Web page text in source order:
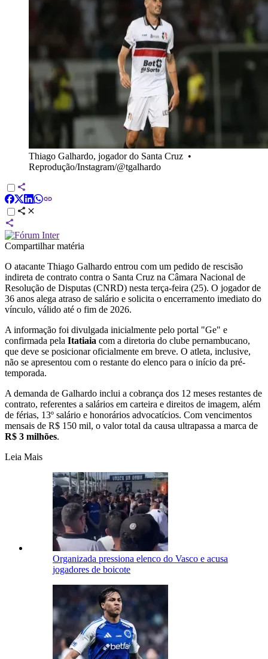
Thiago Galhardo, jogador do Santa Cruz •
Reprodução/Instagram/@tgalhardo
Compartilhar matéria
O atacante Thiago Galhardo entrou com um pedido de rescisão
indireta de contrato contra o Santa Cruz na Câmara Nacional de
Resolução de Disputas (CNRD) nesta terça-feira (25). O jogador de
36 anos alega atraso de salário e solicita o encerramento imediato do
vínculo, válido até o fim de 2026.
A informação foi divulgada inicialmente pelo portal "Ge" e
confirmada pela Itatiaia com a diretoria do clube pernambucano,
que deve se posicionar oficialmente em breve. O atleta, inclusive,
não se apresentou com o restante do elenco para o início da pré-
temporada.
A demanda de Galhardo inclui a cobrança dos 12 meses restantes de
contrato, referentes a salários em carteira e direitos de imagem, além
de férias, 13º salário e honorários advocatícios. Com vencimentos
mensais de R$ 150 mil, o valor total da causa ultrapassa a marca de
R$ 3 milhões.
Leia Mais
Organizada pressiona elenco do Vasco e acusa
jogadores de boicote